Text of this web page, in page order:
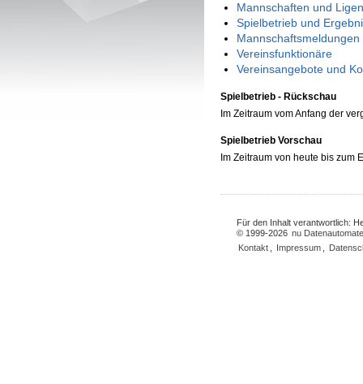
Mannschaften und
Spielbetrieb und
Vereinsfunktionäre
Vereinsangebote und
Spielbetrieb - Rückschau
Im Zeitraum vom Anfang der
Spielbetrieb Vorschau
Im Zeitraum von heute bis zum
Für den Inhalt verantwortlich:
© 1999-2026 nu
Kontakt
Impressum